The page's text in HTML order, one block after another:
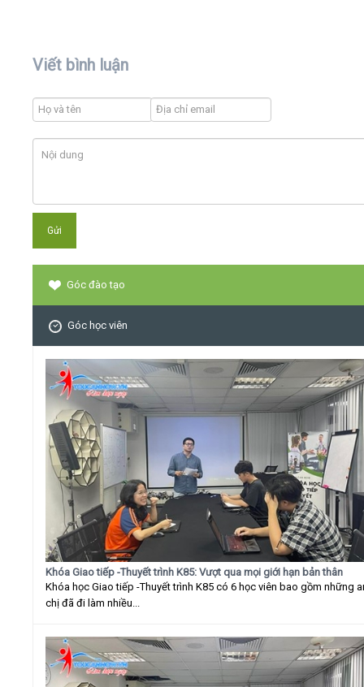
Viết bình luận
Góc đào tạo
Góc học viên
Khóa Giao tiếp -Thuyết trình K85: Vượt qua mọi giới hạn bản thân
Khóa học Giao tiếp -Thuyết trình K85 có 6 học viên bao gồm những
chị đã đi làm nhiều...